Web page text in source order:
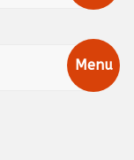
Menu